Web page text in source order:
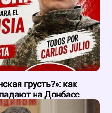
грусть?»: как
на Донбасс